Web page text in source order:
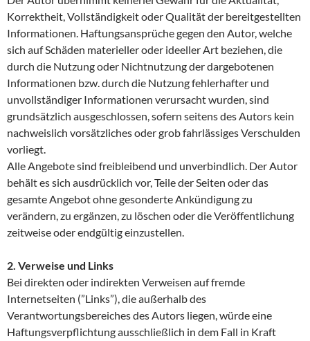
Korrektheit, Vollständigkeit oder Qualität der bereitgestellten
Informationen. Haftungsansprüche gegen den Autor, welche
sich auf Schäden materieller oder ideeller Art beziehen, die
durch die Nutzung oder Nichtnutzung der dargebotenen
Informationen bzw. durch die Nutzung fehlerhafter und
unvollständiger Informationen verursacht wurden, sind
grundsätzlich ausgeschlossen, sofern seitens des Autors kein
nachweislich vorsätzliches oder grob fahrlässiges Verschulden
vorliegt.
Alle Angebote sind freibleibend und unverbindlich. Der Autor
behält es sich ausdrücklich vor, Teile der Seiten oder das
gesamte Angebot ohne gesonderte Ankündigung zu
verändern, zu ergänzen, zu löschen oder die Veröffentlichung
zeitweise oder endgültig einzustellen.
2. Verweise und Links
Bei direkten oder indirekten Verweisen auf fremde
Internetseiten (”Links”), die außerhalb des
Verantwortungsbereiches des Autors liegen, würde eine
Haftungsverpflichtung ausschließlich in dem Fall in Kraft